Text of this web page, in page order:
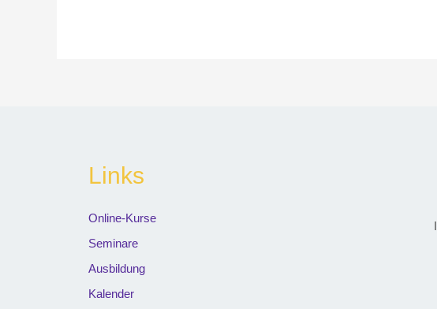
Links
Online-Kurse
Seminare
Ausbildung
Kalender